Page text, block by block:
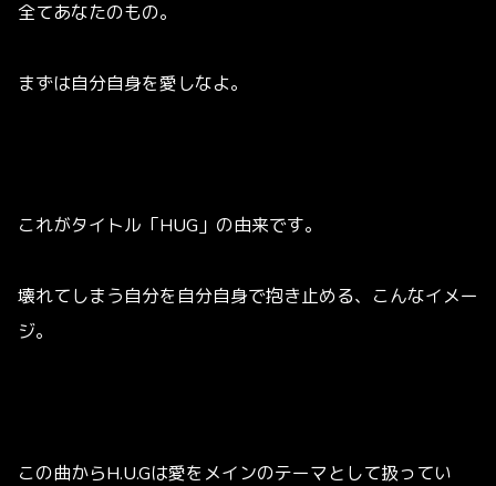
全てあなたのもの。
まずは自分自身を愛しなよ。
これがタイトル「HUG」の由来です。
壊れてしまう自分を自分自身で抱き止める、こんなイメー
ジ。
この曲からH.U.Gは愛をメインのテーマとして扱ってい